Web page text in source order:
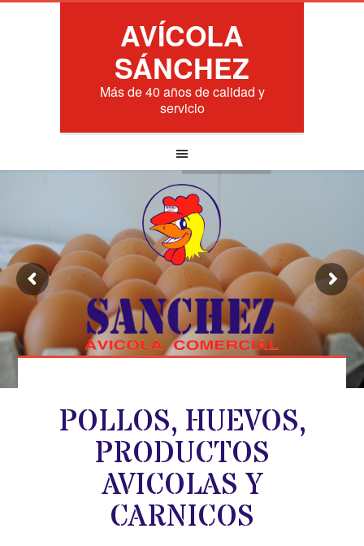
AVÍCOLA
SÁNCHEZ
Más de 40 años de calidad y
servicio
POLLOS, HUEVOS,
PRODUCTOS
AVICOLAS Y
CARNICOS